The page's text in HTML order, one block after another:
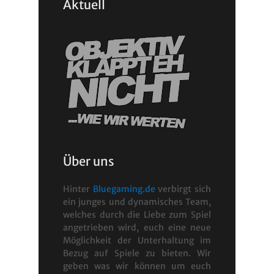
Aktuell
Über uns
Hinter Bluegaming.de verbirgt sich
ein junges und dynamisches Team,
welches durch die Liebe zum Spiel
angetrieben wird, euch eine neue
Möglichkeit der Unterhaltung im
Bezug auf Spiele zu bieten. Wir
geben was wir können um euch